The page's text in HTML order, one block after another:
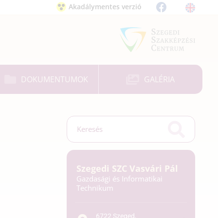
Akadálymentes verzió
DOKUMENTUMOK GALÉRIA
Szegedi SZC Vasvári Pál
Gazdasági és Informatikai
Technikum
6722 Szeged,